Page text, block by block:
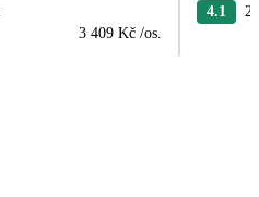
3 409 Kč /os.
4.1